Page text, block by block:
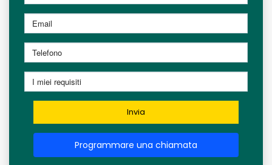
Invia
Programmare una chiamata